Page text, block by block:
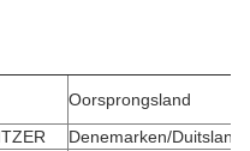
Oorsprongsland
Denemarken/Duitsland